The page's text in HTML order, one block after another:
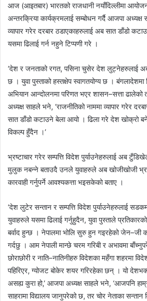
आज (आइतबार) भारतको राजधानी नयाँदिल्लीमा
अन्तरक्रिया कार्यक्रमलाई सम्बोधन गर्दै आजपा अध्यक्ष
व्यापार गरेर दरबार ठडाएकाहरुलाई अब सात डाँडो
यसमा ढिलाई गर्न नहुने टिप्पणी गरे ।
‘देश र जनताको रगत, पसिना चुसेर देश लुट्नेहरुलाई
छ । युवा पुस्ताको हस्तक्षेप स्वागतयोग्य छ । बंगलादेशमा
अभियान आन्दोलनमा परिणत भएर शासन–सत्ता ढालेको
अध्यक्ष साहले भने, ‘राजनीतिको नाममा व्यापार गरेर
सात डाँडो कटाउने बेला आयो । ढिला गरे देश खोक्रो
विकल्प हुँदैन ।’
भ्रष्टाचार गरेर सम्पत्ति विदेश पुर्याउनेहरुलाई अब
मुलुक नबन्ने बताउदै उनले युवाहरुले अब खोजीखोजी
कारवाही गर्नुपर्ने आवश्यकत्ता भइसकेको बताए ।
‘देश लुटेर सन्तान र सम्पत्ति विदेश पुर्याउनेहरुलाई
युवाहरुले यसमा ढिलाई गर्नुहुदैन, युवा पुस्ताले
बर्वाद हुन्छ । नेपालमा भोलि सुरु हुन गइरहेको जेन–जी
गर्दछु । आम नेपाली मान्छे चरम गरिबी र अभावमा
छोराछोरी र नाति–नातिनीहरु विदेशका महँगा शहरमा
पहिरिएर, ग्योजट बोकेर शयर गरिरहेका छन् । यो
असह्य कुरा हो,’ आजपा अध्यक्ष साहले भने, ‘आजपनि
साहरामा विद्यालय जानुपरेको छ, तर चोर नेताका